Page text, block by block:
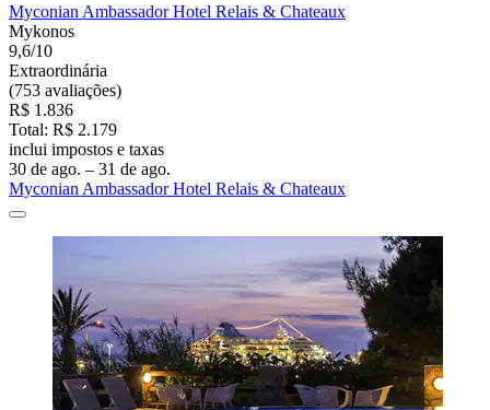
Myconian Ambassador Hotel Relais & Chateaux
Mykonos
9,6/10
Extraordinária
(753 avaliações)
R$ 1.836
Total: R$ 2.179
inclui impostos e taxas
30 de ago. – 31 de ago.
Myconian Ambassador Hotel Relais & Chateaux